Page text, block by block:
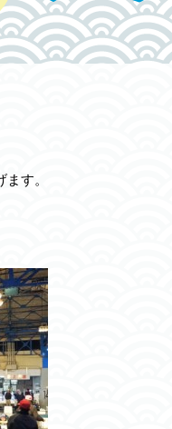
す。